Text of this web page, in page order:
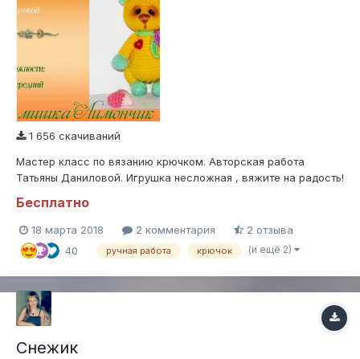
1 656 скачиваний
Мастер класс по вязанию крючком. Авторская работа
Татьяны Даниловой. Игрушка несложная , вяжите на радость!
Бесплатно
18 марта 2018 2 комментария
2 отзыва
40
ручная работа крючок (и ещё 2)
Снежик